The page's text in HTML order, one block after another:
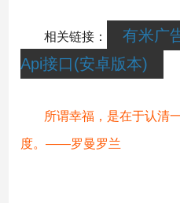
相关链接：
有米广
Api接口(安卓版本)
所谓幸福，是在于认清
度。——罗曼罗兰